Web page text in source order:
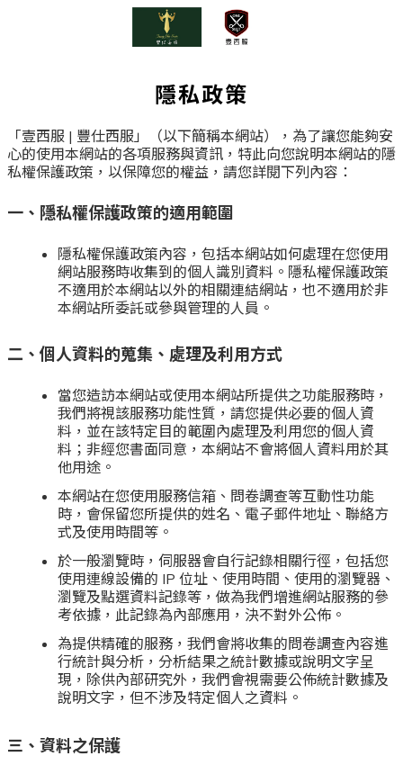
隱私政策
「壹西服 | 豐仕西服」（以下簡稱本網站），為了讓您能夠安
心的使用本網站的各項服務與資訊，特此向您說明本網站的隱
私權保護政策，以保障您的權益，請您詳閱下列內容：
一、隱私權保護政策的適用範圍
隱私權保護政策內容，包括本網站如何處理在您使用
網站服務時收集到的個人識別資料。隱私權保護政策
不適用於本網站以外的相關連結網站，也不適用於非
本網站所委託或參與管理的人員。
二、個人資料的蒐集、處理及利用方式
當您造訪本網站或使用本網站所提供之功能服務時，
我們將視該服務功能性質，請您提供必要的個人資
料，並在該特定目的範圍內處理及利用您的個人資
料；非經您書面同意，本網站不會將個人資料用於其
他用途。
本網站在您使用服務信箱、問卷調查等互動性功能
時，會保留您所提供的姓名、電子郵件地址、聯絡方
式及使用時間等。
於一般瀏覽時，伺服器會自行記錄相關行徑，包括您
使用連線設備的 IP 位址、使用時間、使用的瀏覽器、
瀏覽及點選資料記錄等，做為我們增進網站服務的參
考依據，此記錄為內部應用，決不對外公佈。
為提供精確的服務，我們會將收集的問卷調查內容進
行統計與分析，分析結果之統計數據或說明文字呈
現，除供內部研究外，我們會視需要公佈統計數據及
說明文字，但不涉及特定個人之資料。
三、資料之保護